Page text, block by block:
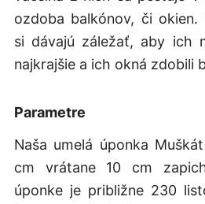
ozdoba balkónov, či okien.
si dávajú záležať, aby ich
najkrajšie a ich okná zdobili
Parametre
Naša umelá úponka
cm vrátane 10 cm
úponke je približne 230